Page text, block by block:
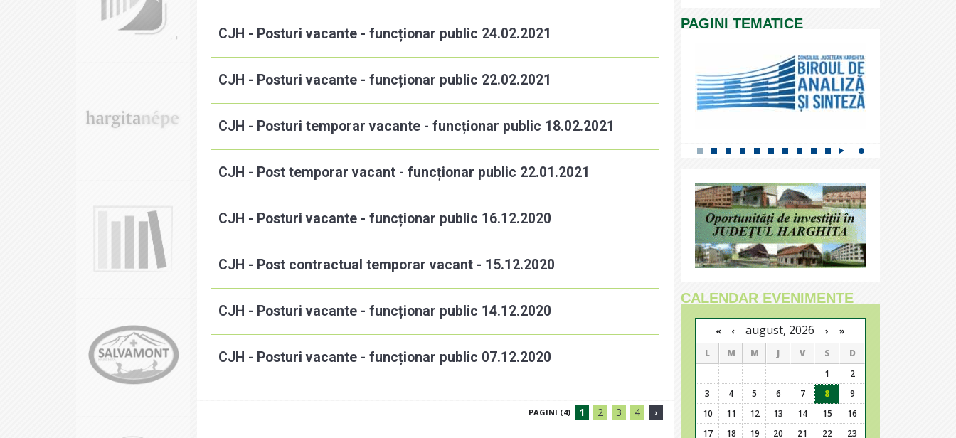
CJH - Posturi vacante - funcționar public 24.02.2021
CJH - Posturi vacante - funcționar public 22.02.2021
CJH - Posturi temporar vacante - funcționar public 18.02.2021
CJH - Post temporar vacant - funcționar public 22.01.2021
CJH - Posturi vacante - funcționar public 16.12.2020
CJH - Post contractual temporar vacant - 15.12.2020
CJH - Posturi vacante - funcționar public 14.12.2020
CJH - Posturi vacante - funcționar public 07.12.2020
PAGINI (4) 1 2 3 4 ›
PAGINI TEMATICE
CALENDAR EVENIMENTE
« ‹ august, 2026 › »
L M M J V S
D
1
2
3
4 5 6 7 8
9
10
11 12 13 14 15
16
17
18 19 20 21 22
23